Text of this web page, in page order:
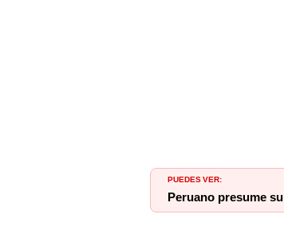
PUEDES VER:
Peruano presume